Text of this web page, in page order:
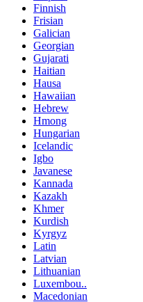
Finnish
Frisian
Galician
Georgian
Gujarati
Haitian
Hausa
Hawaiian
Hebrew
Hmong
Hungarian
Icelandic
Igbo
Javanese
Kannada
Kazakh
Khmer
Kurdish
Kyrgyz
Latin
Latvian
Lithuanian
Luxembou..
Macedonian